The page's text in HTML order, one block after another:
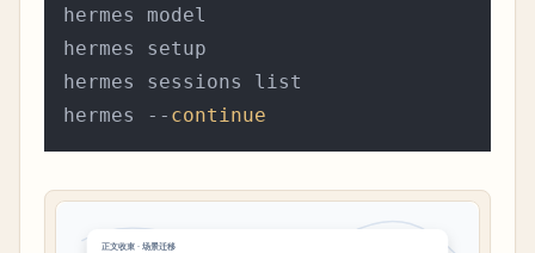
hermes model
hermes setup
hermes sessions list
hermes -- continue